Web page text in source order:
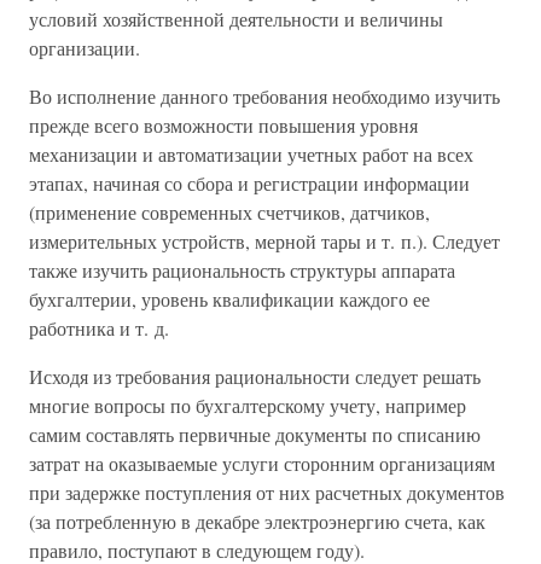
условий хозяйственной деятельности и величины
организации.
Во исполнение данного требования необходимо изучить
прежде всего возможности повышения уровня
механизации и автоматизации учетных работ на всех
этапах, начиная со сбора и регистрации информации
(применение современных счетчиков, датчиков,
измерительных устройств, мерной тары и т. п.). Следует
также изучить рациональность структуры аппарата
бухгалтерии, уровень квалификации каждого ее
работника и т. д.
Исходя из требования рациональности следует решать
многие вопросы по бухгалтерскому учету, например
самим составлять первичные документы по списанию
затрат на оказываемые услуги сторонним организациям
при задержке поступления от них расчетных документов
(за потребленную в декабре электроэнергию счета, как
правило, поступают в следующем году).